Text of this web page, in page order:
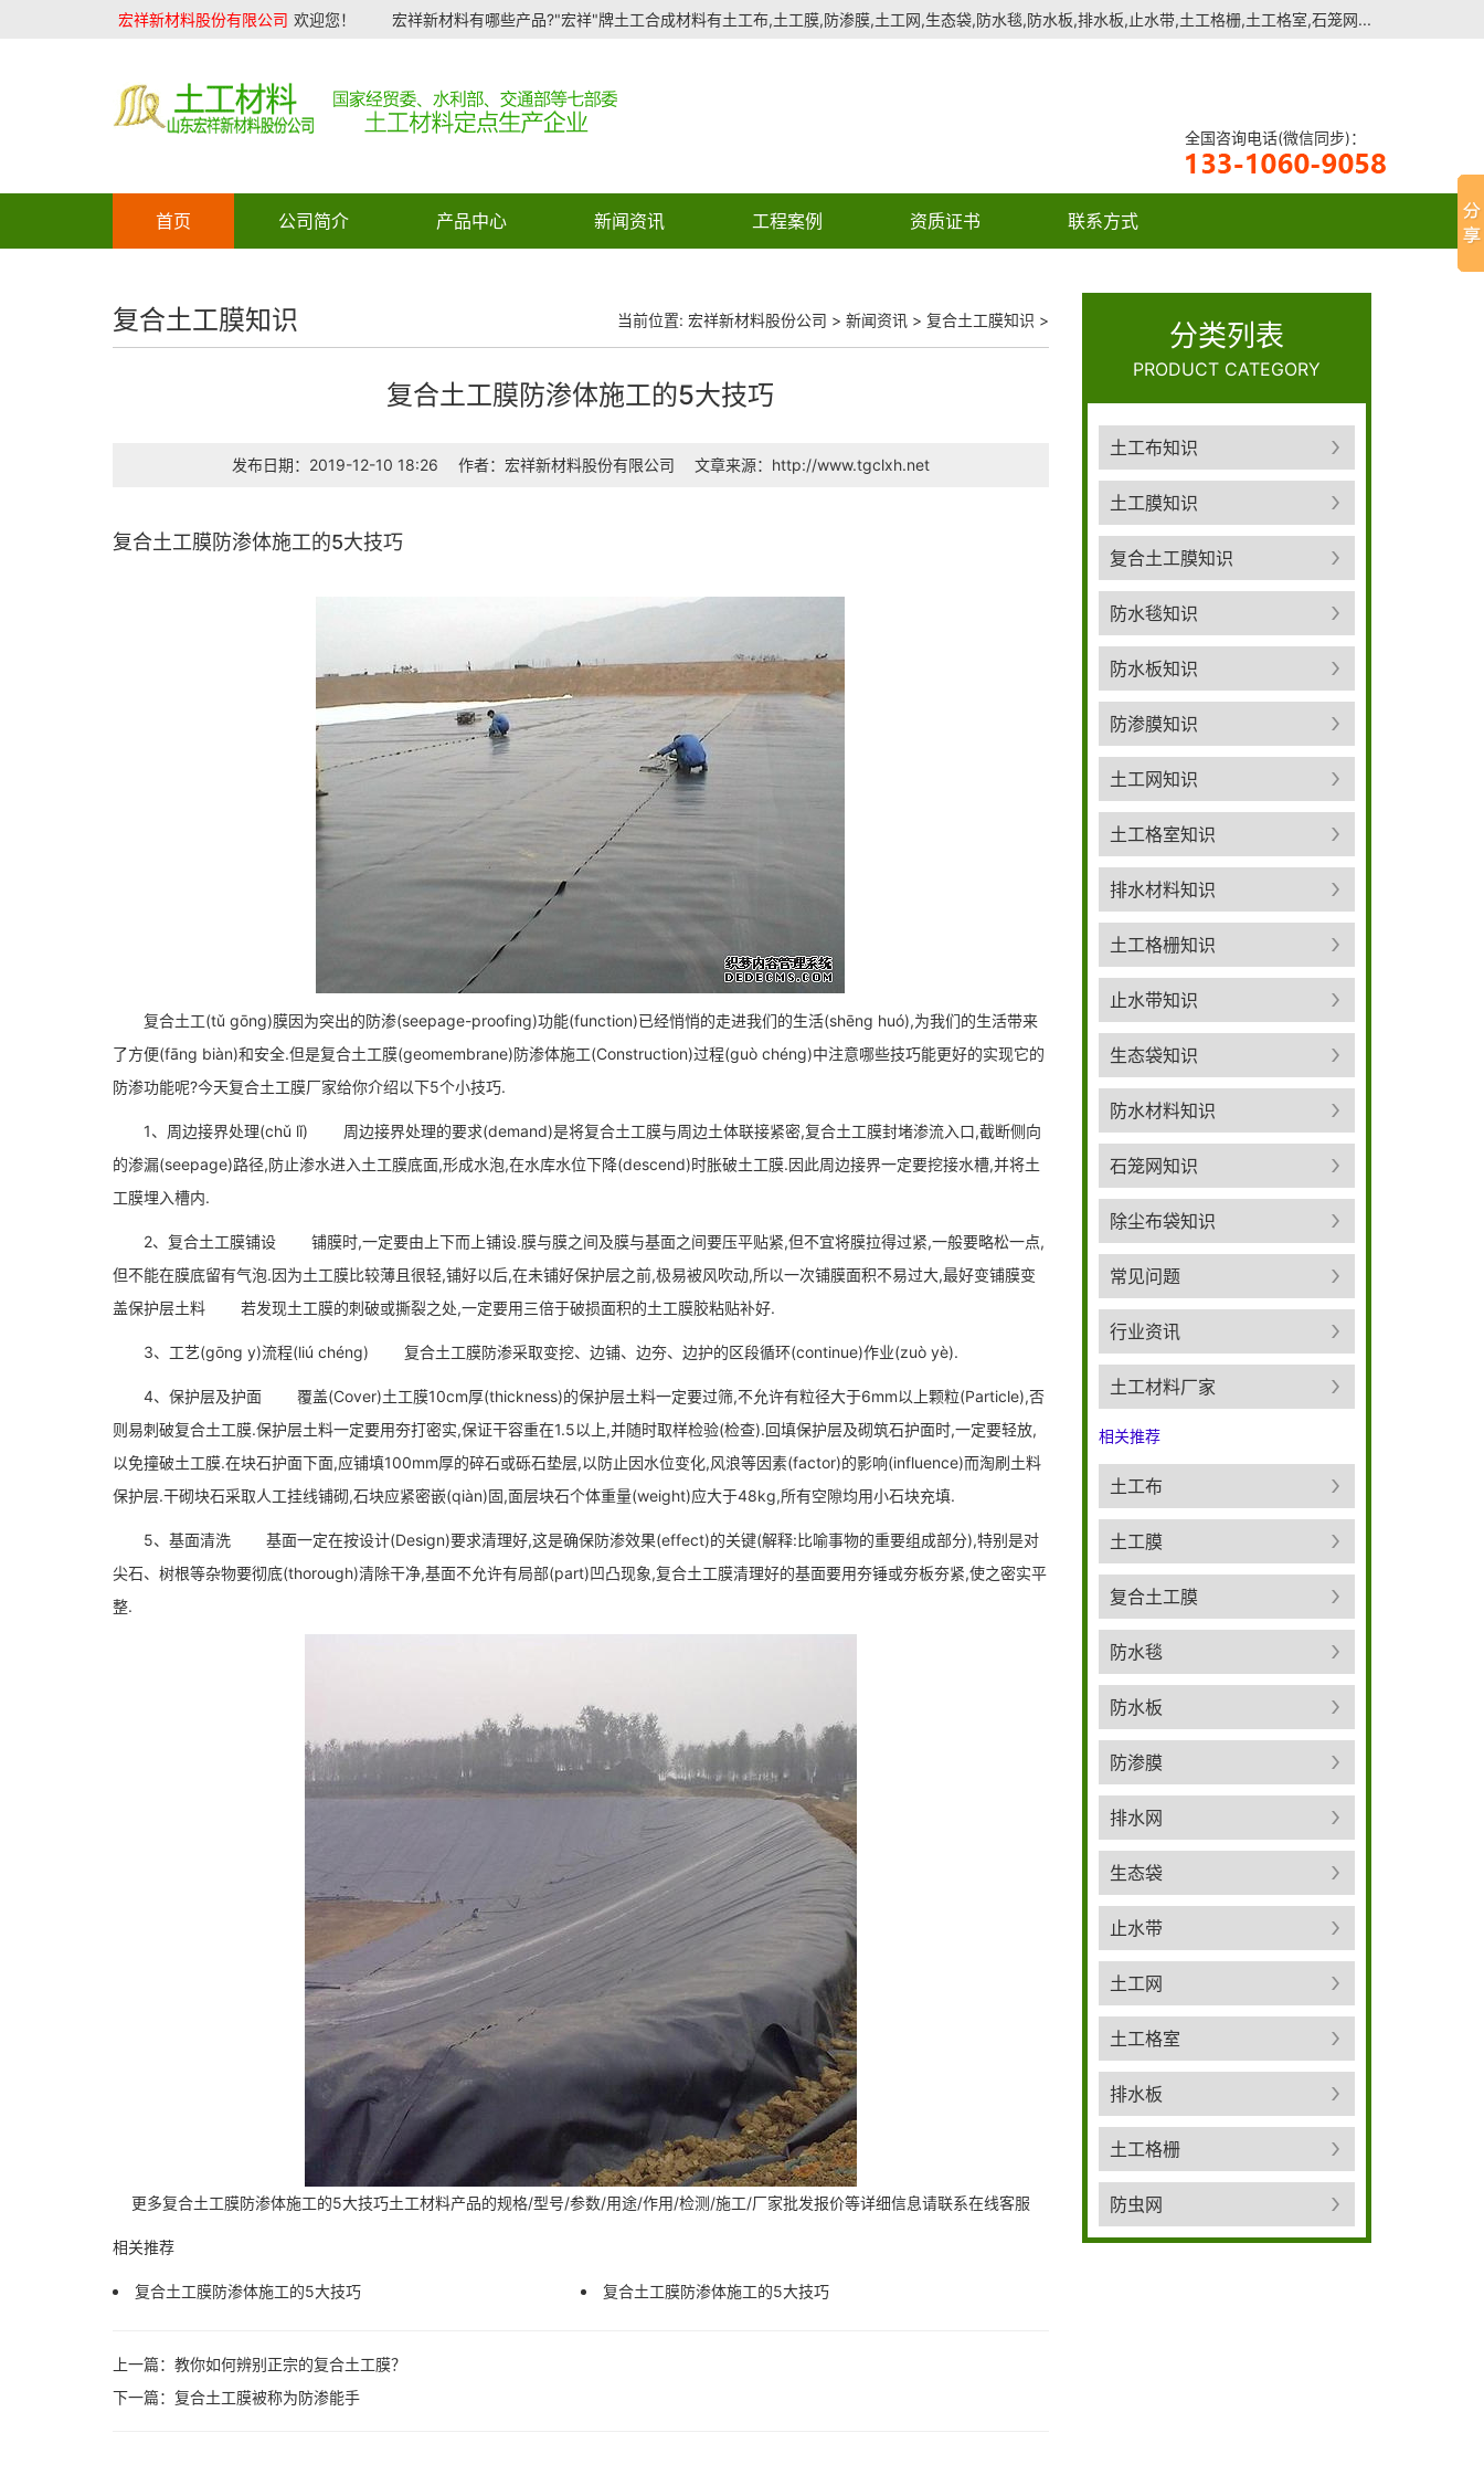
宏祥新材料股份有限公司 欢迎您！ 宏祥新材料有哪些产品?"宏祥"牌土工合成材料有土工布,土工膜,防渗膜,土工网,生态袋,防水毯,防水板,排水板,止水带,土工格栅,土工格室,石笼网...
全国咨询电话(微信同步)：
首页 公司简介 产品中心 新闻资讯 工程案例 资质证书 联系方式
复合土工膜知识 当前位置: 宏祥新材料股份公司 > 新闻资讯> 复合土工膜知识 >
复合土工膜防渗体施工的5大技巧
发布日期：2019-12-10 18:26 作者：宏祥新材料股份有限公司 文章来源：http://www.tgclxh.net
复合土工膜防渗体施工的5大技巧
复合土工(tǔ ɡōnɡ)膜因为突出的防渗(seepage-proofing)功能(function)已经悄悄的走进我们的生活(shēng huó),为我们的生活带来
了方便(fāng biàn)和安全.但是复合土工膜(geomembrane)防渗体施工(Construction)过程(guò chéng)中注意哪些技巧能更好的实现它的
防渗功能呢?今天复合土工膜厂家给你介绍以下5个小技巧.
1、周边接界处理(chǔ lǐ) 周边接界处理的要求(demand)是将复合土工膜与周边土体联接紧密,复合土工膜封堵渗流入口,截断侧向
的渗漏(seepage)路径,防止渗水进入土工膜底面,形成水泡,在水库水位下降(descend)时胀破土工膜.因此周边接界一定要挖接水槽,并将土
工膜埋入槽内.
2、复合土工膜铺设 铺膜时,一定要由上下而上铺设.膜与膜之间及膜与基面之间要压平贴紧,但不宜将膜拉得过紧,一般要略松一点,
但不能在膜底留有气泡.因为土工膜比较薄且很轻,铺好以后,在未铺好保护层之前,极易被风吹动,所以一次铺膜面积不易过大,最好变铺膜变
盖保护层土料 若发现土工膜的刺破或撕裂之处,一定要用三倍于破损面积的土工膜胶粘贴补好.
3、工艺(gōng y)流程(liú chéng) 复合土工膜防渗采取变挖、边铺、边夯、边护的区段循环(continue)作业(zuò yè).
4、保护层及护面 覆盖(Cover)土工膜10cm厚(thickness)的保护层土料一定要过筛,不允许有粒径大于6mm以上颗粒(Particle),否
则易刺破复合土工膜.保护层土料一定要用夯打密实,保证干容重在1.5以上,并随时取样检验(检查).回填保护层及砌筑石护面时,一定要轻放,
以免撞破土工膜.在块石护面下面,应铺填100mm厚的碎石或砾石垫层,以防止因水位变化,风浪等因素(factor)的影响(influence)而淘刷土料
保护层.干砌块石采取人工挂线铺砌,石块应紧密嵌(qiàn)固,面层块石个体重量(weight)应大于48kg,所有空隙均用小石块充填.
5、基面清洗 基面一定在按设计(Design)要求清理好,这是确保防渗效果(effect)的关键(解释:比喻事物的重要组成部分),特别是对
尖石、树根等杂物要彻底(thorough)清除干净,基面不允许有局部(part)凹凸现象,复合土工膜清理好的基面要用夯锤或夯板夯紧,使之密实平
整.
更多复合土工膜防渗体施工的5大技巧土工材料产品的规格/型号/参数/用途/作用/检测/施工/厂家批发报价等详细信息请联系在线客服
相关推荐
复合土工膜防渗体施工的5大技巧 复合土工膜防渗体施工的5大技巧
上一篇： 教你如何辨别正宗的复合土工膜？
下一篇： 复合土工膜被称为防渗能手
分类列表
PRODUCT CATEGORY
土工布知识
土工膜知识
复合土工膜知识
防水毯知识
防水板知识
防渗膜知识
土工网知识
土工格室知识
排水材料知识
土工格栅知识
止水带知识
生态袋知识
防水材料知识
石笼网知识
除尘布袋知识
常见问题
行业资讯
土工材料厂家
相关推荐
土工布
土工膜
复合土工膜
防水毯
防水板
防渗膜
排水网
生态袋
止水带
土工网
土工格室
排水板
土工格栅
防虫网